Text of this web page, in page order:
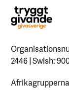
2446 | Swish: